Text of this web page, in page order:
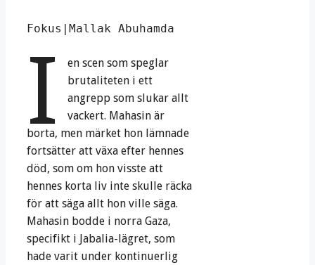
Fokus|Mallak Abuhamda
I
en scen som speglar
brutaliteten i ett
angrepp som slukar allt
vackert. Mahasin är
borta, men märket hon lämnade
fortsätter att växa efter hennes
död, som om hon visste att
hennes korta liv inte skulle räcka
för att säga allt hon ville säga.
Mahasin bodde i norra Gaza,
specifikt i Jabalia-lägret, som
hade varit under kontinuerlig